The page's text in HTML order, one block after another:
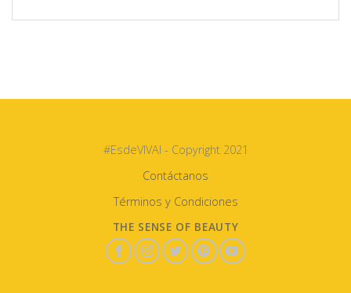
#EsdeVIVAI - Copyright 2021
Contáctanos
Términos y Condiciones
THE SENSE OF BEAUTY